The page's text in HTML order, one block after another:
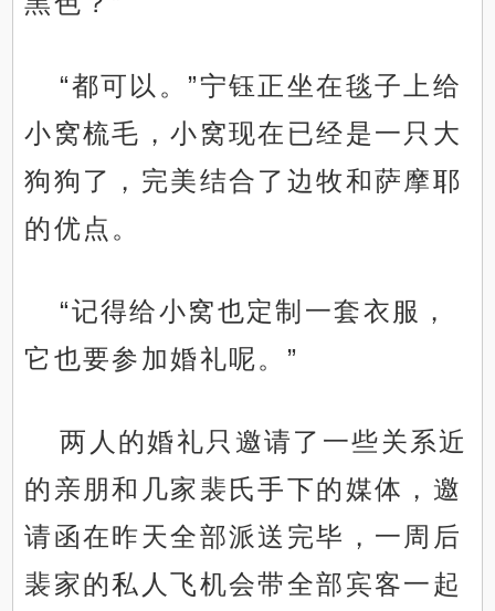
“都可以。”宁钰正坐在毯子上给
小窝梳毛，小窝现在已经是一只大
狗狗了，完美结合了边牧和萨摩耶
的优点。
“记得给小窝也定制一套衣服，
它也要参加婚礼呢。”
两人的婚礼只邀请了一些关系近
的亲朋和几家裴氏手下的媒体，邀
请函在昨天全部派送完毕，一周后
裴家的私人飞机会带全部宾客一起